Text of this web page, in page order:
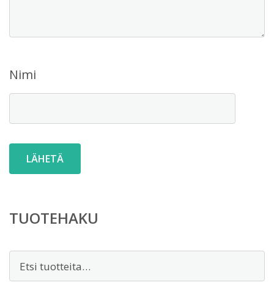
Nimi
TUOTEHAKU